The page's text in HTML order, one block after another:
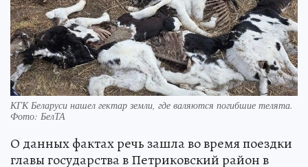
КГК Беларуси нашел гектар земли, где валяются погибшие телята.
Фото: БелТА
О данных фактах речь зашла во время поездки
главы государства в Петриковский район в